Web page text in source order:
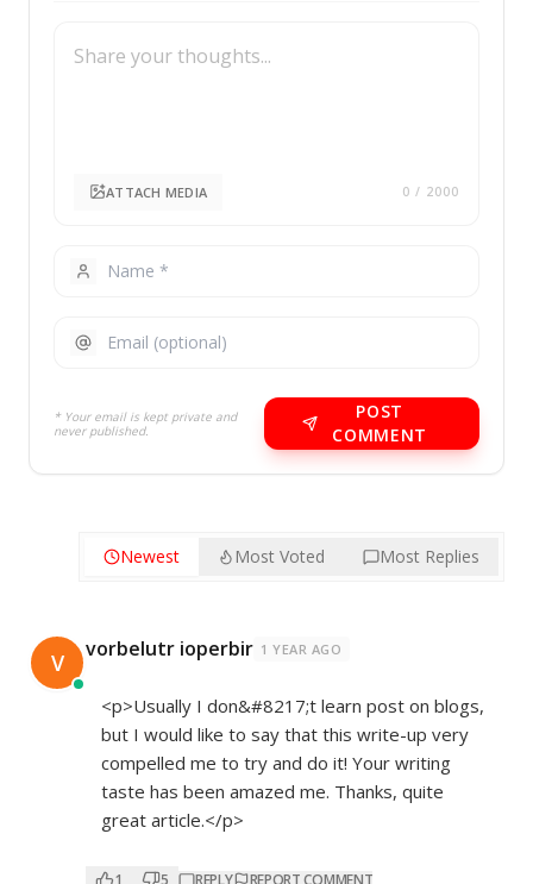
ATTACH MEDIA 0 / 2000
* Your email is kept private and
never published.
POST
COMMENT
Newest Most Voted Most Replies
V vorbelutr ioperbir 1 YEAR AGO
<p>Usually I don&#8217;t learn post on blogs,
but I would like to say that this write-up very
compelled me to try and do it! Your writing
taste has been amazed me. Thanks, quite
great article.</p>
1 5 REPLY REPORT COMMENT